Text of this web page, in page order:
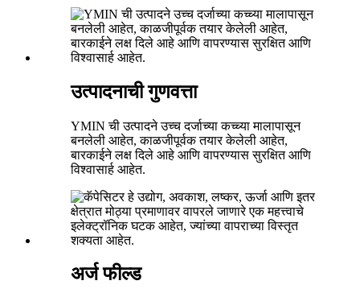
उत्पादनाची गुणवत्ता
YMIN ची उत्पादने उच्च दर्जाच्या कच्च्या मालापासून
बनलेली आहेत, काळजीपूर्वक तयार केलेली आहेत,
बारकाईने लक्ष दिले आहे आणि वापरण्यास सुरक्षित आणि
विश्वासार्ह आहेत.
अर्ज फील्ड